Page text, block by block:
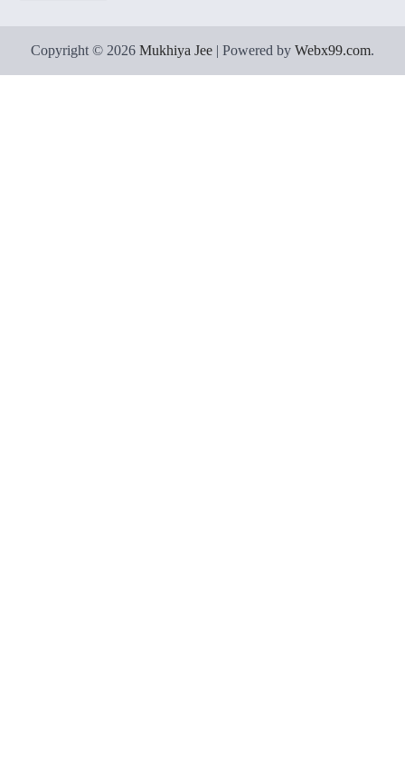
Copyright © 2026 Mukhiya Jee | Powered by Webx99.com.